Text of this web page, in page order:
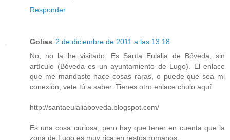
Responder
Golias 2 de diciembre de 2011 a las 13:18
No, no la he visitado. Es Santa Eulalia de Bóveda, sin
artículo (Bóveda es un ayuntamiento de Lugo). El enlace
que me mandaste hace cosas raras, o puede que sea mi
conexión, vete tú a saber. Tienes otro enlace chulo aquí:
http://santaeulaliaboveda.blogspot.com/
Es una cosa curiosa, pero hay que tener en cuenta que la
zona de Lugo es muy rica en restos romanos.